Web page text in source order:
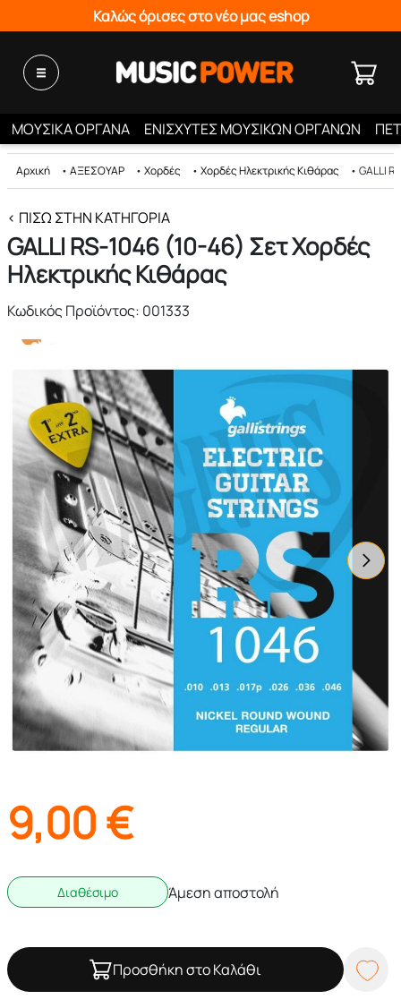
Καλώς όρισες στο νέο μας eshop
ΜΟΥΣΙΚΑ ΟΡΓΑΝΑ ΕΝΙΣΧΥΤΕΣ ΜΟΥΣΙΚΩΝ ΟΡΓΑΝΩΝ
Αρχική • ΑΞΕΣΟΥΑΡ • Χορδές • Χορδές Ηλεκτρικής Κιθάρας • GALLI
< ΠΊΣΩ ΣΤΗΝ ΚΑΤΗΓΟΡΊΑ
GALLI RS-1046 (10-46) Σετ Χορδές
Ηλεκτρικής Κιθάρας
Κωδικός Προϊόντος: 001333
9,00€
Διαθέσιμο Άμεση αποστολή
Προσθήκη στο Καλάθι